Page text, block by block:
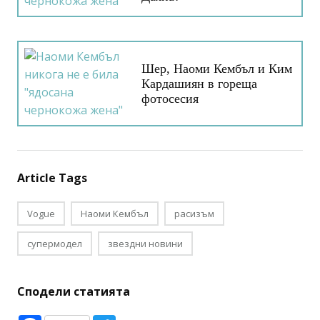
Шер, Наоми Кембъл и Ким
Кардашиян в гореща
фотосесия
Article Tags
Vogue Наоми Кембъл расизъм
супермодел звездни новини
Сподели статията